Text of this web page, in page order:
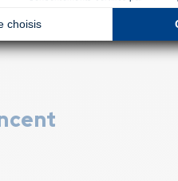
place. Il faut juste